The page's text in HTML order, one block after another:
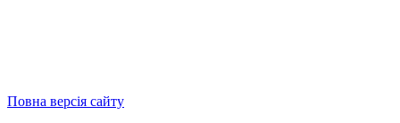
Повна версія сайту